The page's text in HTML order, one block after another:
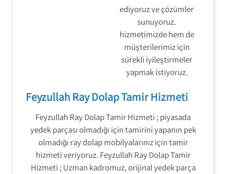
ediyoruz ve çözümler
sunuyoruz.
hizmetimizde hem de
müşterilerimiz için
sürekli iyileştirmeler
yapmak istiyoruz.
Feyzullah Ray Dolap Tamir Hizmeti
Feyzullah Ray Dolap Tamir Hizmeti ; piyasada
yedek parçası olmadığı için tamirini yapanın pek
olmadığı ray dolap mobilyalarınız için tamir
hizmeti veriyoruz. Feyzullah Ray Dolap Tamir
Hizmeti ; Uzman kadromuz, orijinal yedek parça